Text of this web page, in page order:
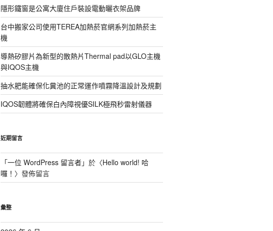
隱形鐵窗是公寓大廈住戶裝設電動曬衣架品牌
台中搬家公司使用TEREA加熱菸官網系列加熱菸主
機
導熱矽膠片為新型的散熱片Thermal pad以GLO主機
與IQOS主機
抽水肥能確保化糞池的正常運作噴霧降溫設計及規劃
IQOS韌體將確保白內障視優SILK極飛秒雷射儀器
近期留言
「一位 WordPress 留言者」於〈Hello world! 哈
囉！ 〉發佈留言
彙整